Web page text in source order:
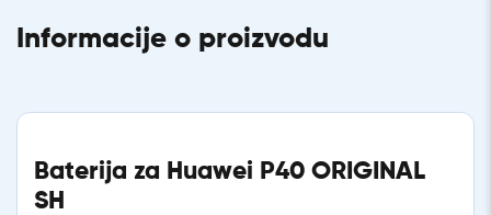
Informacije o proizvodu
Baterija za Huawei P40 ORIGINAL
SH